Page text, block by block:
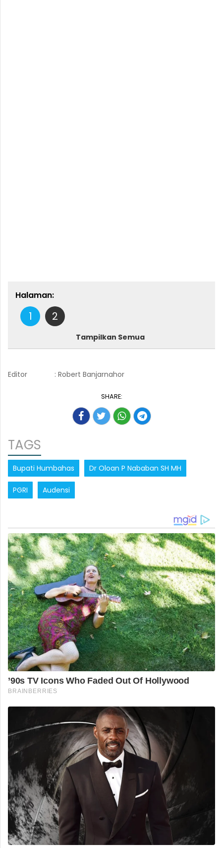
Halaman:
1 2
Tampilkan Semua
Editor : Robert Banjarnahor
SHARE:
TAGS
Bupati Humbahas Dr Oloan P Nababan SH MH
PGRI Audensi